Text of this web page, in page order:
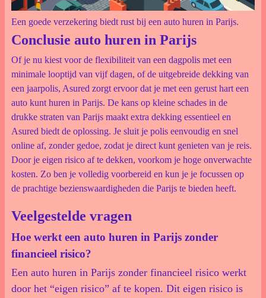
Een goede verzekering biedt rust bij een auto huren in Parijs.
Conclusie auto huren in Parijs
Of je nu kiest voor de flexibiliteit van een dagpolis met een
minimale looptijd van vijf dagen, of de uitgebreide dekking van
een jaarpolis, Asured zorgt ervoor dat je met een gerust hart een
auto kunt huren in Parijs. De kans op kleine schades in de
drukke straten van Parijs maakt extra dekking essentieel en
Asured biedt de oplossing. Je sluit je polis eenvoudig en snel
online af, zonder gedoe, zodat je direct kunt genieten van je reis.
Door je eigen risico af te dekken, voorkom je hoge onverwachte
kosten. Zo ben je volledig voorbereid en kun je je focussen op
de prachtige bezienswaardigheden die Parijs te bieden heeft.
Veelgestelde vragen
Hoe werkt een auto huren in Parijs zonder
financieel risico?
Een auto huren in Parijs zonder financieel risico werkt
door het “eigen risico” af te kopen. Dit eigen risico is